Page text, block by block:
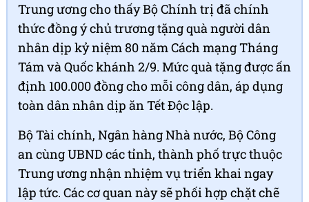
Trung ương cho thấy Bộ Chính trị đã chính
thức đồng ý chủ trương tặng quà người dân
nhân dịp kỷ niệm 80 năm Cách mạng Tháng
Tám và Quốc khánh 2/9. Mức quà tặng được ấn
định 100.000 đồng cho mỗi công dân, áp dụng
toàn dân nhân dịp ăn Tết Độc lập.
Bộ Tài chính, Ngân hàng Nhà nước, Bộ Công
an cùng UBND các tỉnh, thành phố trực thuộc
Trung ương nhận nhiệm vụ triển khai ngay
lập tức. Các cơ quan này sẽ phối hợp chặt chẽ